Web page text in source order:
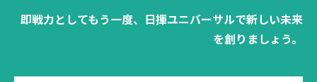
即戦力としてもう一度、日揮ユニバーサルで新しい未来
を創りましょう。